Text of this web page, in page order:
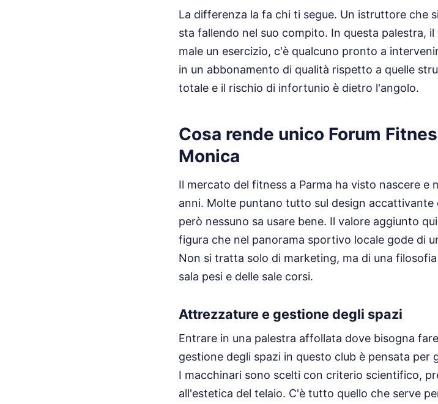
La differenza la fa chi ti segue. Un istruttore che
sta fallendo nel suo compito. In questa palestra,
male un esercizio, c'è qualcuno pronto a
in un abbonamento di qualità rispetto a quelle
totale e il rischio di infortunio è dietro l'angolo.
Cosa rende unico Forum
Monica
Il mercato del fitness a Parma ha visto nascere e
anni. Molte puntano tutto sul design
però nessuno sa usare bene. Il valore aggiunto
figura che nel panorama sportivo locale gode di
Non si tratta solo di marketing, ma di una
sala pesi e delle sale corsi.
Attrezzature e gestione degli spazi
Entrare in una palestra affollata dove bisogna
gestione degli spazi in questo club è pensata
I macchinari sono scelti con criterio scientifico,
all'estetica del telaio. C'è tutto quello che serve